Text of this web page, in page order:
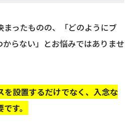
まったものの、「どのようにブ
らない」とお悩みではありませ
を設置するだけでなく、入念な
す。